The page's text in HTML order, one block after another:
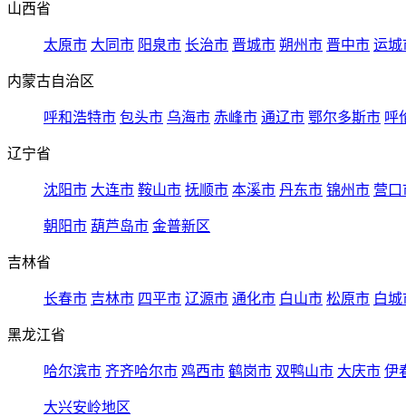
山西省
太原市 大同市 阳泉市 长治市 晋城市 朔州市 晋中市 运城
内蒙古自治区
呼和浩特市 包头市 乌海市 赤峰市 通辽市 鄂尔多斯市 呼
辽宁省
沈阳市 大连市 鞍山市 抚顺市 本溪市 丹东市 锦州市 营口
朝阳市 葫芦岛市 金普新区
吉林省
长春市 吉林市 四平市 辽源市 通化市 白山市 松原市 白城
黑龙江省
哈尔滨市 齐齐哈尔市 鸡西市 鹤岗市 双鸭山市 大庆市 伊
大兴安岭地区